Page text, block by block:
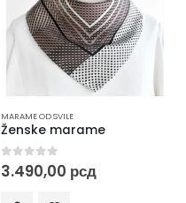
MARAME OD SVILE
Ženske marame
0out of 5
3.490,00 рсд